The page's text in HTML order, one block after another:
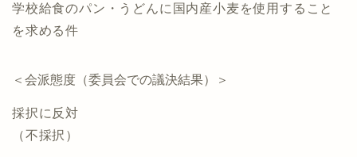
学校給食のパン・うどんに国内産小麦を使用すること
を求める件
＜会派態度（委員会での議決結果）＞
採択に反対
（不採択）